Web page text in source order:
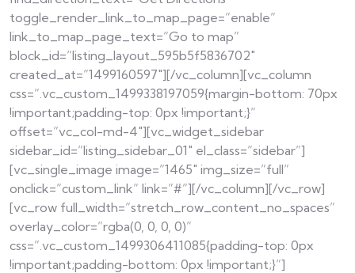
toggle_render_link_to_map_page=”enable”
link_to_map_page_text=”Go to map”
block_id=”listing_layout_595b5f5836702″
created_at=”1499160597″][/vc_column][vc_column
css=”.vc_custom_1499338197059{margin-bottom: 70px
!important;padding-top: 0px !important;}”
offset=”vc_col-md-4″][vc_widget_sidebar
sidebar_id=”listing_sidebar_01″ el_class=”sidebar”]
[vc_single_image image=”1465″ img_size=”full”
onclick=”custom_link” link=”#”][/vc_column][/vc_row]
[vc_row full_width=”stretch_row_content_no_spaces”
overlay_color=”rgba(0, 0, 0, 0)”
css=”.vc_custom_1499306411085{padding-top: 0px
!important;padding-bottom: 0px !important;}”]